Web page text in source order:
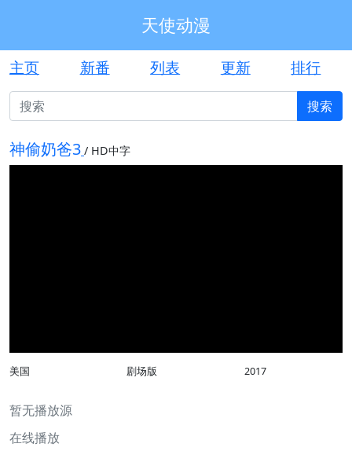
天使动漫
主页 新番 列表 更新 排行
搜索
神偷奶爸3 / HD中字
美国 剧场版 2017
暂无播放源
在线播放